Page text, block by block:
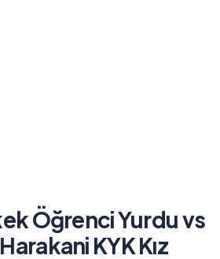
Öğrenci Yurduvs
KYK Kız